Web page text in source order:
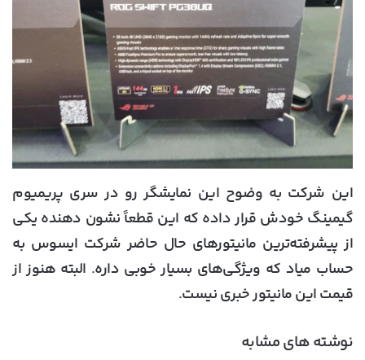
این شرکت به وضوح این نمایشگر رو در سری پریمیوم
گیمینگ خودش قرار داده که این قطعاً نشون دهنده یکی
از پیشرفته‌ترین مانیتورهای حال حاضر شرکت ایسوس به
حساب میاد که ویژگی‌های بسیار خوبی داره. البته هنوز از
قیمت این مانیتور خبری نیست.
نوشته های مشابه